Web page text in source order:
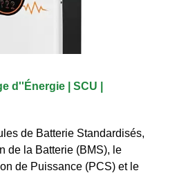
d''Énergie | SCU |
de Batterie Standardisés,
de la Batterie (BMS), le
de Puissance (PCS) et le